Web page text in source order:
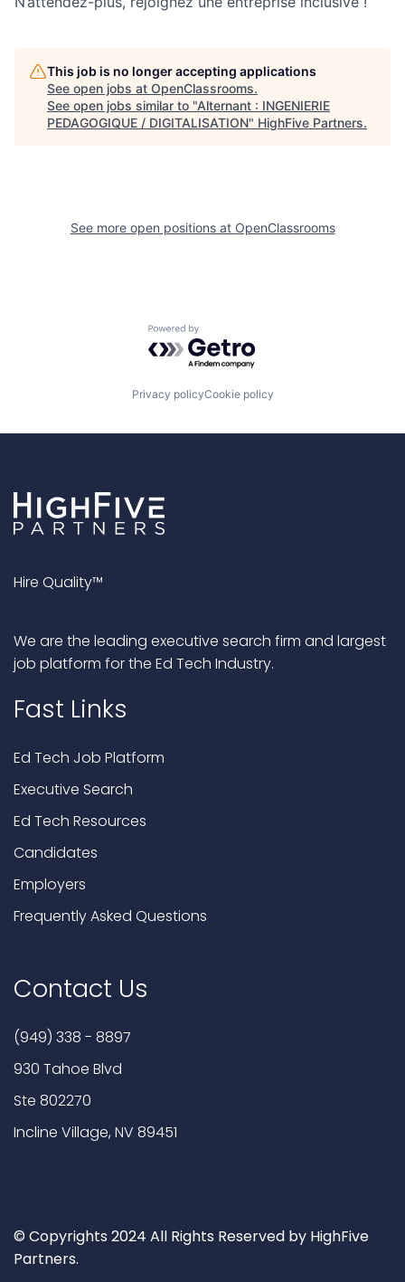
This job is no longer accepting applications
See open jobs at OpenClassrooms.
See open jobs similar to "Alternant : INGENIERIE
PEDAGOGIQUE / DIGITALISATION" HighFive Partners.
See more open positions at OpenClassrooms
Powered by Getro.com
Privacy policyCookie policy
Hire Quality™
We are the leading executive search firm and largest
job platform for the Ed Tech Industry.
Fast Links
Ed Tech Job Platform
Executive Search
Ed Tech Resources
Candidates
Employers
Frequently Asked Questions
Contact Us
(949) 338 - 8897
930 Tahoe Blvd
Ste 802270
Incline Village, NV 89451
© Copyrights 2024 All Rights Reserved by HighFive
Partners.